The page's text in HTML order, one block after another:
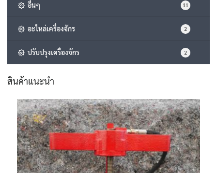
อื่นๆ 11
อะไหล่เครื่องจักร 2
ปรับปรุงเครื่องจักร 2
สินค้าแนะนำ